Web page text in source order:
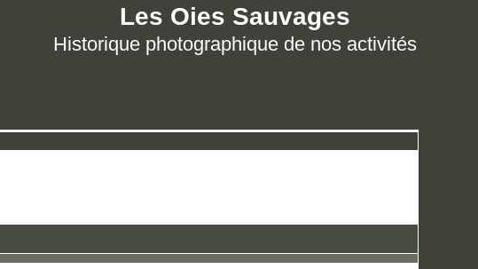
Les Oies Sauvages
Historique photographique de nos activités